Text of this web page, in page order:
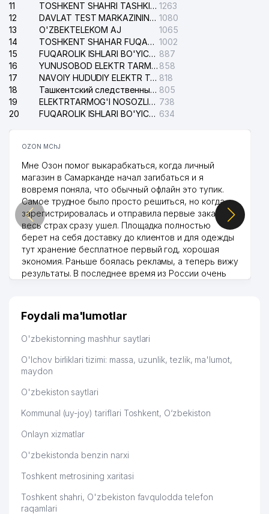
11
TOSHKENT SHAHRI TASHKILOT TELEFONLARI HAQIDA MA'LUMOT BYUROSI 1263
12
DAVLAT TEST MARKAZINING ISHONCH TELEFONLARI 1080
13
O'ZBEKTELEKOM AJ
1065
14
TOSHKENT SHAHAR FUQAROLIK ISHLARI BO'YICHA SUDI 1002
15
FUQAROLIK ISHLARI BO'YICHA YAKKASAROY TUMANLARARO SUDI 887
16
YUNUSOBOD ELEKTR TARMOG'I NOSOZLIKLARI XIZMATI 858
17
NAVOIY HUDUDIY ELEKTR TARMOQLARI KORXONASI AJ 818
18
Ташкентский следственный изолятор 805
19
ELEKTRTARMOG'I NOSOZLIKLARINI TO'ZATISH SERGELI XIZMATI 738
20
FUQAROLIK ISHLARI BO'YICHA UCH-TEPA TUMANI SUDI 634
OZON MChJ
Мне Озон помог выкарабкаться, когда личный
магазин в Самарканде начал загибаться и я
вовремя поняла, что обычный офлайн это тупик.
Самое трудное было просто решиться, но когда
зарегистрировалась и отправила первые заказы,
весь страх сразу ушел. Площадка полностью
берет на себя доставку до клиентов и для одежды
тут хранение бесплатное первый год, хорошая
экономия. Раньше боялась рекламы, а теперь вижу
результаты. В последнее время из России очень
дальше развиваюсь потихоньку😊
Hamida 03.08.2026 12:45:39
Foydali ma'lumotlar
O'zbekistonning mashhur saytlari
O'lchov birliklari tizimi: massa, uzunlik, tezlik, ma'lumot,
maydon
O'zbekiston saytlari
Kommunal (uy-joy) tariflari Toshkent, O‘zbekiston
Onlayn xizmatlar
O'zbekistonda benzin narxi
Toshkent metrosining xaritasi
Toshkent shahri, O'zbekiston favqulodda telefon
raqamlari